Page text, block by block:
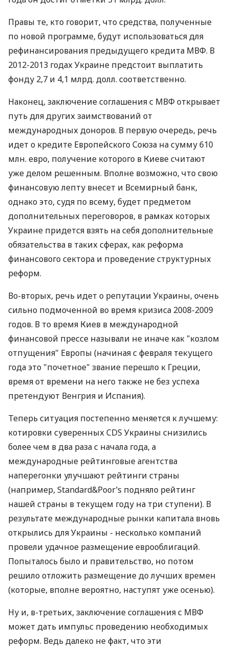
Правы те, кто говорит, что средства, полученные
по новой программе, будут использоваться для
рефинансирования предыдущего кредита МВФ. В
2012-2013 годах Украине предстоит выплатить
фонду 2,7 и 4,1 млрд. долл. соответственно.
Наконец, заключение соглашения с МВФ открывает
путь для других заимствований от
международных доноров. В первую очередь, речь
идет о кредите Европейского Союза на сумму 610
млн. евро, получение которого в Киеве считают
уже делом решенным. Вполне возможно, что свою
финансовую лепту внесет и Всемирный банк,
однако это, судя по всему, будет предметом
дополнительных переговоров, в рамках которых
Украине придется взять на себя дополнительные
обязательства в таких сферах, как реформа
финансового сектора и проведение структурных
реформ.
Во-вторых, речь идет о репутации Украины, очень
сильно подмоченной во время кризиса 2008-2009
годов. В то время Киев в международной
финансовой прессе называли не иначе как "козлом
отпущения" Европы (начиная с февраля текущего
года это "почетное" звание перешло к Греции,
время от времени на него также не без успеха
претендуют Венгрия и Испания).
Теперь ситуация постепенно меняется к лучшему:
котировки суверенных CDS Украины снизились
более чем в два раза с начала года, а
международные рейтинговые агентства
наперегонки улучшают рейтинги страны
(например, Standard&Poor’s подняло рейтинг
нашей страны в текущем году на три ступени). В
результате международные рынки капитала вновь
открылись для Украины - несколько компаний
провели удачное размещение еврооблигаций.
Попыталось было и правительство, но потом
решило отложить размещение до лучших времен
(которые, вполне вероятно, наступят уже осенью).
Ну и, в-третьих, заключение соглашения с МВФ
может дать импульс проведению необходимых
реформ. Ведь далеко не факт, что эти